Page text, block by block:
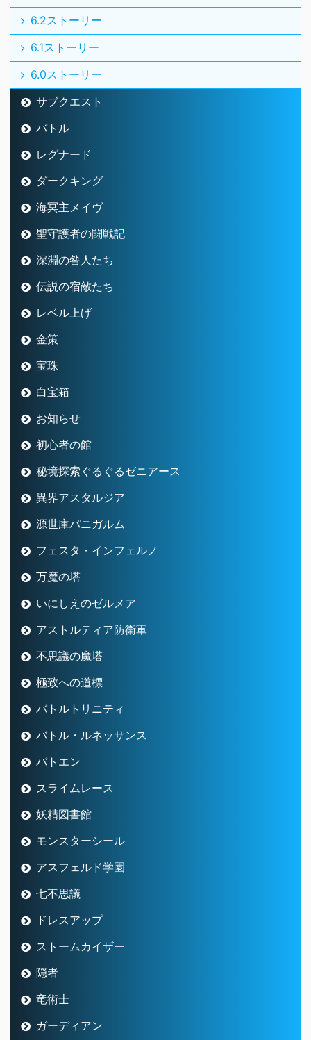
6.2ストーリー
6.1ストーリー
6.0ストーリー
サブクエスト
バトル
レグナード
ダークキング
海冥主メイヴ
聖守護者の闘戦記
深淵の咎人たち
伝説の宿敵たち
レベル上げ
金策
宝珠
白宝箱
お知らせ
初心者の館
秘境探索ぐるぐるゼニアース
異界アスタルジア
源世庫パニガルム
フェスタ・インフェルノ
万魔の塔
いにしえのゼルメア
アストルティア防衛軍
不思議の魔塔
極致への道標
バトルトリニティ
バトル・ルネッサンス
バトエン
スライムレース
妖精図書館
モンスターシール
アスフェルド学園
七不思議
ドレスアップ
ストームカイザー
隠者
竜術士
ガーディアン